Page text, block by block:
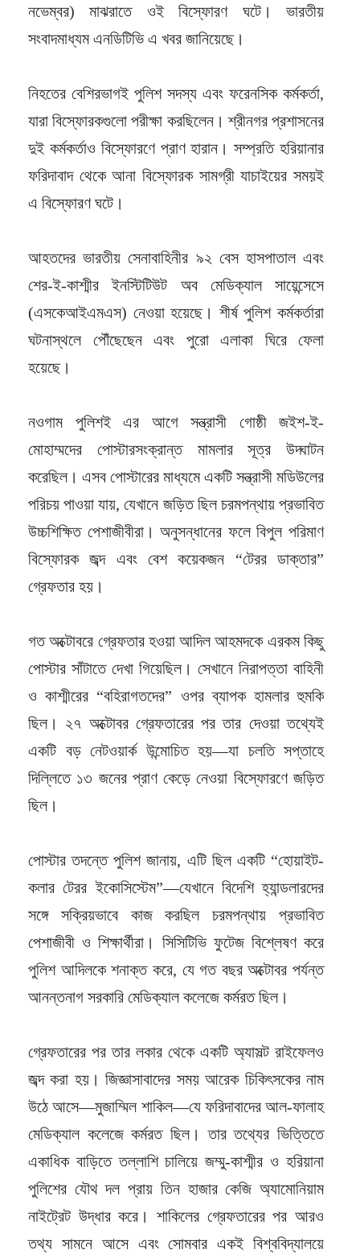
নভেম্বর) মাঝরাতে ওই বিস্ফোরণ ঘটে। ভারতীয়
সংবাদমাধ্যম এনডিটিভি এ খবর জানিয়েছে।
নিহতের বেশিরভাগই পুলিশ সদস্য এবং ফরেনসিক কর্মকর্তা,
যারা বিস্ফোরকগুলো পরীক্ষা করছিলেন। শ্রীনগর প্রশাসনের
দুই কর্মকর্তাও বিস্ফোরণে প্রাণ হারান। সম্প্রতি হরিয়ানার
ফরিদাবাদ থেকে আনা বিস্ফোরক সামগ্রী যাচাইয়ের সময়ই
এ বিস্ফোরণ ঘটে।
আহতদের ভারতীয় সেনাবাহিনীর ৯২ বেস হাসপাতাল এবং
শের-ই-কাশ্মীর ইনস্টিটিউট অব মেডিক্যাল সায়েন্সেসে
(এসকেআইএমএস) নেওয়া হয়েছে। শীর্ষ পুলিশ কর্মকর্তারা
ঘটনাস্থলে পৌঁছেছেন এবং পুরো এলাকা ঘিরে ফেলা
হয়েছে।
নওগাম পুলিশই এর আগে সন্ত্রাসী গোষ্ঠী জইশ-ই-
মোহাম্মদের পোস্টারসংক্রান্ত মামলার সূত্র উদ্ঘাটন
করেছিল। এসব পোস্টারের মাধ্যমে একটি সন্ত্রাসী মডিউলের
পরিচয় পাওয়া যায়, যেখানে জড়িত ছিল চরমপন্থায় প্রভাবিত
উচ্চশিক্ষিত পেশাজীবীরা। অনুসন্ধানের ফলে বিপুল পরিমাণ
বিস্ফোরক জব্দ এবং বেশ কয়েকজন “টেরর ডাক্তার”
গ্রেফতার হয়।
গত অক্টোবরে গ্রেফতার হওয়া আদিল আহমদকে এরকম কিছু
পোস্টার সাঁটাতে দেখা গিয়েছিল। সেখানে নিরাপত্তা বাহিনী
ও কাশ্মীরের “বহিরাগতদের” ওপর ব্যাপক হামলার হুমকি
ছিল। ২৭ অক্টোবর গ্রেফতারের পর তার দেওয়া তথ্যেই
একটি বড় নেটওয়ার্ক উন্মোচিত হয়—যা চলতি সপ্তাহে
দিল্লিতে ১৩ জনের প্রাণ কেড়ে নেওয়া বিস্ফোরণে জড়িত
ছিল।
পোস্টার তদন্তে পুলিশ জানায়, এটি ছিল একটি “হোয়াইট-
কলার টেরর ইকোসিস্টেম”—যেখানে বিদেশি হ্যান্ডলারদের
সঙ্গে সক্রিয়ভাবে কাজ করছিল চরমপন্থায় প্রভাবিত
পেশাজীবী ও শিক্ষার্থীরা। সিসিটিভি ফুটেজ বিশ্লেষণ করে
পুলিশ আদিলকে শনাক্ত করে, যে গত বছর অক্টোবর পর্যন্ত
আনন্তনাগ সরকারি মেডিক্যাল কলেজে কর্মরত ছিল।
গ্রেফতারের পর তার লকার থেকে একটি অ্যাসল্ট রাইফেলও
জব্দ করা হয়। জিজ্ঞাসাবাদের সময় আরেক চিকিৎসকের নাম
উঠে আসে—মুজাম্মিল শাকিল—যে ফরিদাবাদের আল-ফালাহ
মেডিক্যাল কলেজে কর্মরত ছিল। তার তথ্যের ভিত্তিতে
একাধিক বাড়িতে তল্লাশি চালিয়ে জম্মু-কাশ্মীর ও হরিয়ানা
পুলিশের যৌথ দল প্রায় তিন হাজার কেজি অ্যামোনিয়াম
নাইট্রেট উদ্ধার করে। শাকিলের গ্রেফতারের পর আরও
তথ্য সামনে আসে এবং সোমবার একই বিশ্ববিদ্যালয়ে